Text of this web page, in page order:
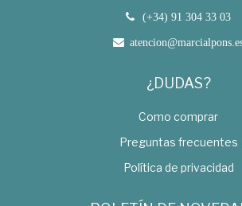
(+34) 91 304 33 03
¿DUDAS?
Como comprar
Preguntas frecuentes
Política de privacidad